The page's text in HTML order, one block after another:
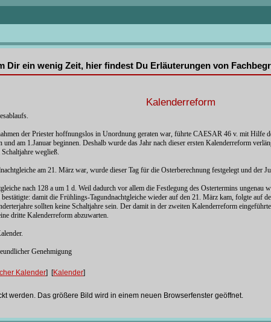
Dir ein wenig Zeit, hier findest Du Erläuterungen von
Kalenderreform
der Priester hoffnungslos in Unordnung geraten war, führte CAESAR 46 v. mit Hilfe
am 1.Januar beginnen. Deshalb wurde das Jahr nach dieser ersten Kalenderreform
wegließ.
am 21. März war, wurde dieser Tag für die Osterberechnung festgelegt und der
nach 128 a um 1 d. Weil dadurch vor allem die Festlegung des Ostertermins
damit die Frühlings-Tagundnachtgleiche wieder auf den 21. März kam, folgte auf
sollten keine Schaltjahre sein. Der damit in der zweiten Kalenderreform
dritte Kalenderreform abzuwarten.
Genehmigung
Kalender] [Kalender]
werden. Das größere Bild wird in einem neuen Browserfenster geöffnet.